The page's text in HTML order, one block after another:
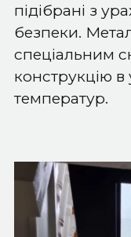
підібрані з
безпеки.
спеціальним
конструкцію
температур.